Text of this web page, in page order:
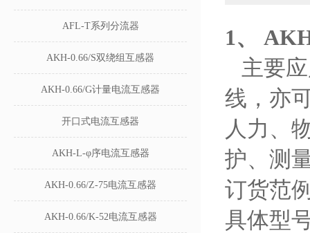
AFL-T系列分流器
AKH-0.66/S双绕组互感器
AKH-0.66/G计量电流互感器
开口式电流互感器
AKH-L-φ序电流互感器
AKH-0.66/Z-75电流互感器
AKH-0.66/K-52电流互感器
1、
主要
线，亦
人力、
护、测
订货范
具体型